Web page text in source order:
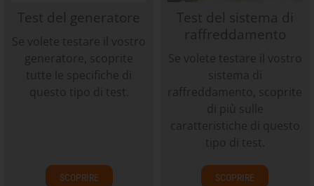
Test del generatore
Se volete testare il vostro
generatore, scoprite
tutte le specifiche di
questo tipo di test.
SCOPRIRE
Test del sistema di
raffreddamento
Se volete testare il vostro
sistema di
raffreddamento, scoprite
di più sulle
caratteristiche di questo
tipo di test.
SCOPRIRE